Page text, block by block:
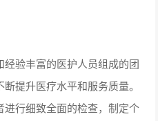
验丰富的医护人员组成的团
提升医疗水平和服务质量。
行细致全面的检查，制定个